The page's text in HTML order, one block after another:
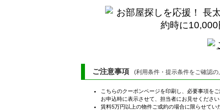
ご注意事項 (利用条件・提示条件をご確認
こちらのクーポンページを印刷し、必要事項を
お申込時に表示させて、担当者にお見せくださ
賃料5万円以上の物件ご成約の場合に限らせてい